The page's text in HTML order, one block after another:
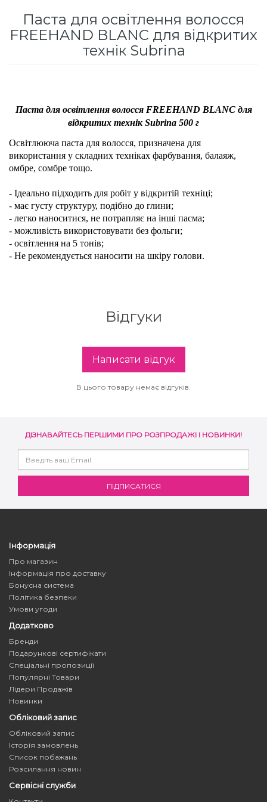
Паста для освітлення волосся
FREEHAND BLANC для відкритих
технік Subrina
Паста для освітлення волосся FREEHAND BLANC для
відкритих технік Subrina 500 г
Освітлююча паста для волосся, призначена для
використання у складних техніках фарбування, балаяж,
омбре, сомбре тощо.
- Ідеально підходить для робіт у відкритій техніці;
- має густу структуру, подібно до глини;
- легко наноситися, не потрапляє на інші пасма;
- можливість використовувати без фольги;
- освітлення на 5 тонів;
- Не рекомендується наносити на шкіру голови.
Відгуки
Написати відгук
В цього товару немає відгуків.
ДІЗНАВАЙТЕСЬ ПЕРШИМИ ПРО РОЗПРОДАЖІ І НОВИНКИ!
Інформація
Про магазин
Інформація про доставку
Бонусна система
Політика безпеки
Умови угоди
Додатково
Бренди
Подарункові сертифікати
Спеціальні пропозиції
Популярні Товари
Лідери Продажів
Новинки
Обліковий запис
Обліковий запис
Історія замовлень
Список побажань
Розсилання новин
Сервісні служби
Кошти від лупи
Сироватка, флюїд для волосся
Subtil Color Lab Instant Detox - Серія детокс
для шкіри голови
Subtil Color Lab Regeneration Absolue –
Серія для відновлення волосся
Subtil Color Lab Volume Intense – Серія для
Subtil Design - Серія стайлінг та ніжний
догляд
Subtil Design Lab - Серія для максимального
догляду та укладання
Subtil Beautist – чисте рішення для краси
волосся
Subrina Glow-Plex - Живлення, зволоження
та блиск волосся
Revlon Professional
Schwarzkopf Professional
Sezavi
Subrina Professional
Subtil
Technique
Termix
Tico Professional